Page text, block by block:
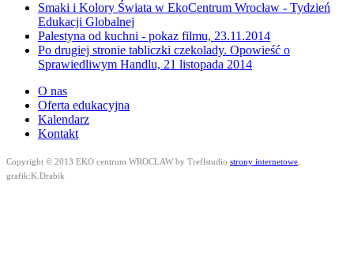
Smaki i Kolory Świata w EkoCentrum Wrocław - Tydzień
Edukacji Globalnej
Palestyna od kuchni - pokaz filmu, 23.11.2014
Po drugiej stronie tabliczki czekolady. Opowieść o
Sprawiedliwym Handlu, 21 listopada 2014
O nas
Oferta edukacyjna
Kalendarz
Kontakt
Copyright © 2013 EKO centrum WROCŁAW by Treflstudio strony internetowe
grafik:K.Drabik